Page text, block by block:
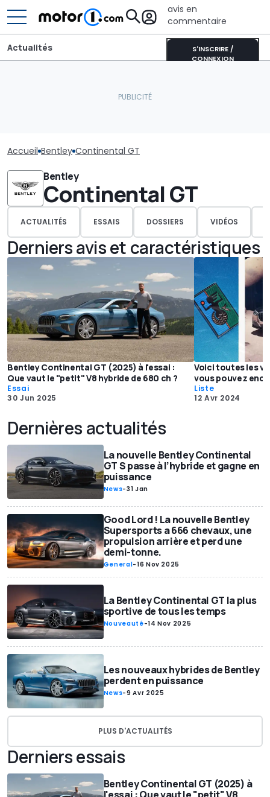
avis en
commentaire
S'INSCRIRE /
CONNEXION
Actualités
Accueil Bentley Continental GT
Bentley
Continental GT
ACTUALITÉS ESSAIS DOSSIERS VIDÉOS
Derniers avis et caractéristiques
Bentley Continental GT (2025) à l'essai :
Que vaut le "petit" V8 hybride de 680 ch ?
Essai
30 Jun 2025
Voici toutes les
vous pouvez
Liste
12 Avr 2024
Dernières actualités
La nouvelle Bentley Continental
GT S passe à l’hybride et gagne en
puissance
News-31 Jan
Good Lord ! La nouvelle Bentley
Supersports a 666 chevaux, une
propulsion arrière et perd une
demi-tonne.
General-16 Nov 2025
La Bentley Continental GT la plus
sportive de tous les temps
Nouveauté-14 Nov 2025
Les nouveaux hybrides de Bentley
perdent en puissance
News-9 Avr 2025
PLUS D'ACTUALITÉS
Derniers essais
Bentley Continental GT (2025) à